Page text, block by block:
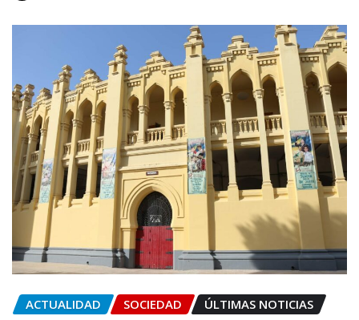
ACTUALIDAD SOCIEDAD ÚLTIMAS NOTICIAS